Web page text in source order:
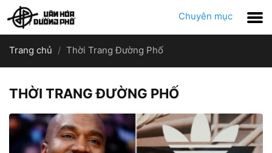
Chuyên mục
Trang chủ Thời Trang Đường Phố
THỜI TRANG ĐƯỜNG PHỐ